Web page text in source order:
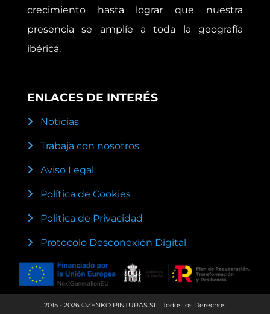
crecimiento hasta lograr que nuestra
presencia se amplíe a toda la geografía
ibérica.
ENLACES DE INTERÉS
Noticias
Trabaja con nosotros
Aviso Legal
Política de Cookies
Politica de Privacidad
Protocolo Desconexión Digital
2015 - 2026 ©ZENKO PINTURAS SL | Todos los Derechos